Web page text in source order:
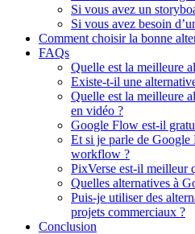
Si vous avez un
Si vous avez besoin
Comment choisir la bonne
FAQs
Quelle est la meilleure
Existe-t-il une
Quelle est la meilleure
en vidéo ?
Google Flow est-il
Et si je parle de
workflow ?
PixVerse est-il meilleur
Quelles alternatives à
Puis-je utiliser des
projets commerciaux ?
Conclusion